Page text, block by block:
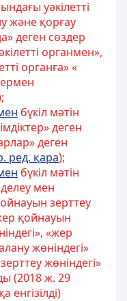
уәкілетті
және қорғау
деген сөздер
органмен»,
органға» «
бүкіл мәтін
деген
деген
ред. қара);
бүкіл мәтін
мен
зерттеу
қойнауын
«жер
жөніндегі»
жөніндегі»
(2018 ж. 29